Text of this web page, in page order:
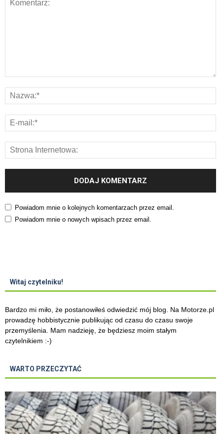
Powiadom mnie o kolejnych komentarzach przez email.
Powiadom mnie o nowych wpisach przez email.
Witaj czytelniku!
Bardzo mi miło, że postanowiłeś odwiedzić mój blog. Na Motorze.pl
prowadzę hobbistycznie publikując od czasu do czasu swoje
przemyślenia. Mam nadzieję, że będziesz moim stałym
czytelnikiem :-)
WARTO PRZECZYTAĆ